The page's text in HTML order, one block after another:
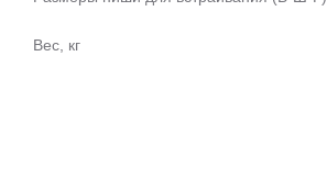
Вес, кг